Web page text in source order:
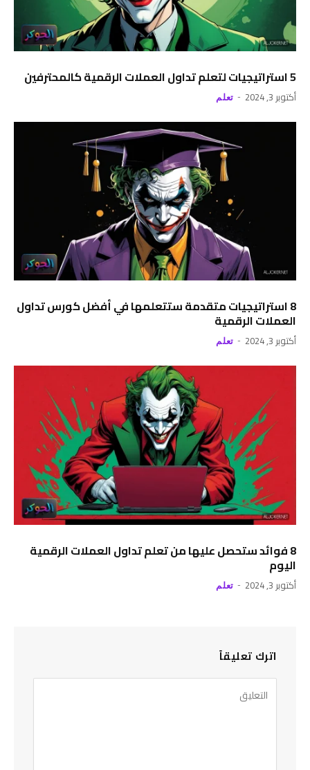
5 استراتيجيات لتعلم تداول العملات الرقمية كالمحترفين
أكتوبر 3, 2024 تعلم
8 استراتيجيات متقدمة ستتعلمها في أفضل كورس تداول
العملات الرقمية
أكتوبر 3, 2024 تعلم
8 فوائد ستحصل عليها من تعلم تداول العملات الرقمية
اليوم
أكتوبر 3, 2024 تعلم
اترك تعليقاً